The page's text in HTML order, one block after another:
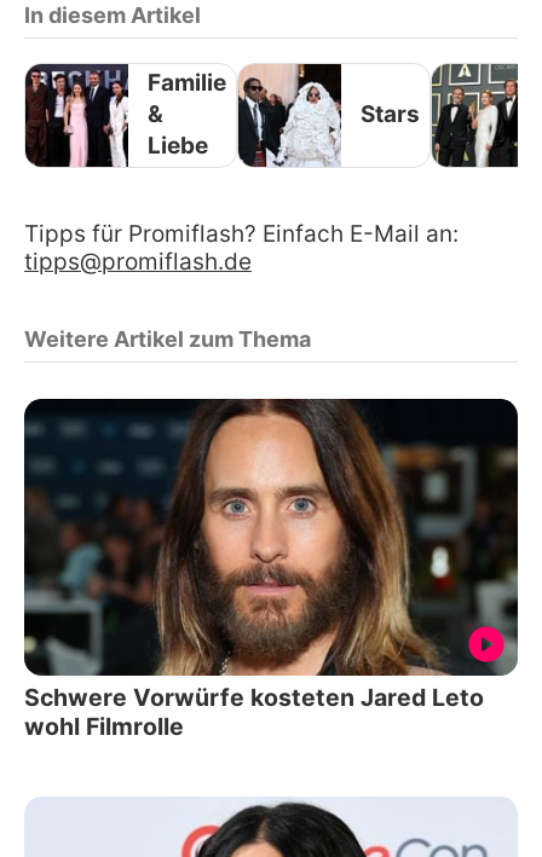
In diesem Artikel
Familie
&
Liebe
Stars
Tipps für Promiflash? Einfach E-Mail an:
tipps@promiflash.de
Weitere Artikel zum Thema
Schwere Vorwürfe kosteten Jared Leto
wohl Filmrolle